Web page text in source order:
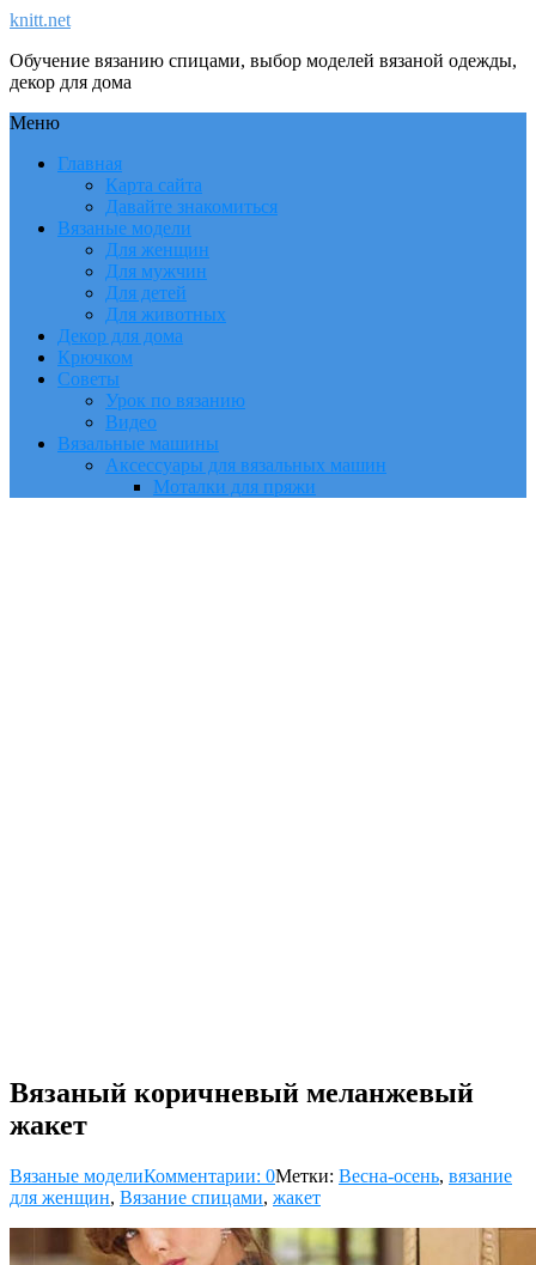
knitt.net
Обучение вязанию спицами, выбор моделей вязаной одежды,
декор для дома
Меню
Главная
Карта сайта
Давайте знакомиться
Вязаные модели
Для женщин
Для мужчин
Для детей
Для животных
Декор для дома
Крючком
Советы
Урок по вязанию
Видео
Вязальные машины
Аксессуары для вязальных машин
Моталки для пряжи
Вязаный коричневый меланжевый
жакет
Вязаные моделиКомментарии: 0Метки: Весна-осень, вязание
для женщин, Вязание спицами, жакет